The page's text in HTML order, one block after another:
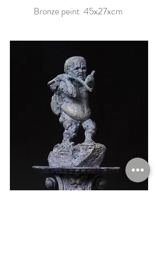
Bronze peint 45x27xcm